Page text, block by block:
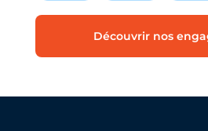
Découvrir nos